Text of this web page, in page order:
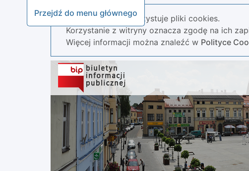
Przejdź do menu głównego
Nasza strona wykorzystuje pliki cookies.
Korzystanie z witryny oznacza zgodę na ich
Więcej informacji można znaleźć w Polityce